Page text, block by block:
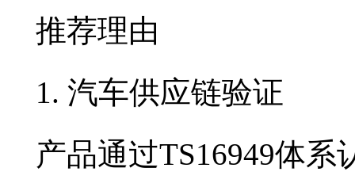
推荐理由
1. 汽车供应链验证
产品通过TS16949体